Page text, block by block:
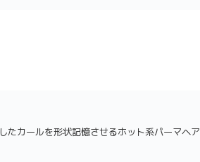
たカールを形状記憶させるホット系パーマヘア